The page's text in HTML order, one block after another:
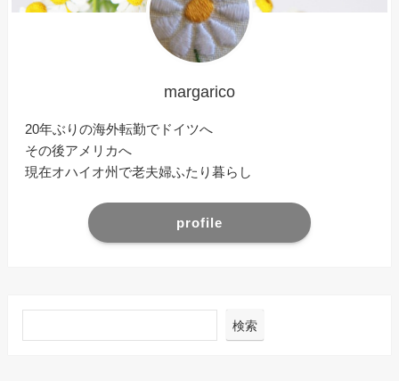
margarico
20年ぶりの海外転勤でドイツへ
その後アメリカへ
現在オハイオ州で老夫婦ふたり暮らし
profile
検索